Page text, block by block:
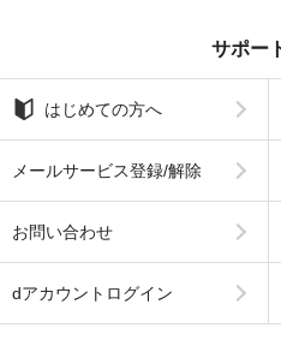
サポー
はじめての方へ
メールサービス登録/解除
お問い合わせ
dアカウントログイン